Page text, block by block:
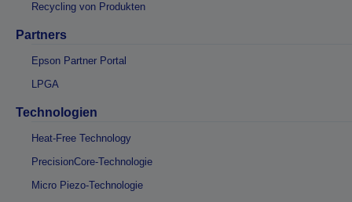
Recycling von Produkten
Partners
Epson Partner Portal
LPGA
Technologien
Heat-Free Technology
PrecisionCore-Technologie
Micro Piezo-Technologie